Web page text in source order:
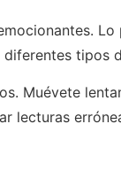
tipos
Muévete
lecturas